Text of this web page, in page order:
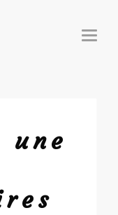
T
O
une